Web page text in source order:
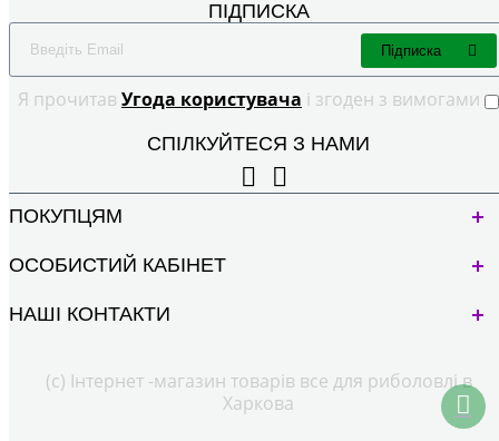
ПІДПИСКА
Я прочитав Угода користувача і згоден з вимогами
Підписка
СПІЛКУЙТЕСЯ З НАМИ
ПОКУПЦЯМ
ОСОБИСТИЙ КАБІНЕТ
НАШІ КОНТАКТИ
(с) Інтернет -магазин товарів все для риболовлі в
Харкова